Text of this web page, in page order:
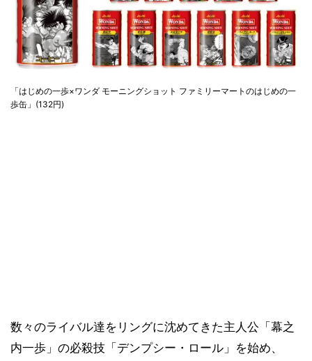
「はじめの一歩×ワンダ モーニングショット ファミリーマートのはじめの一
歩缶」(132円)
数々のライバル達をリングに沈めてきた主人公「幕之
内一歩」の必殺技「デンプシー・ロール」を始め、